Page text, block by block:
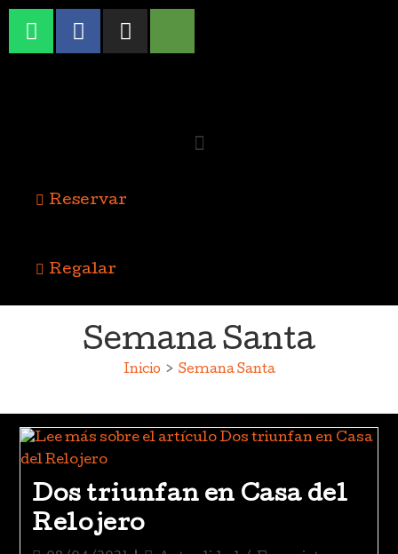
Reservar
Regalar
Semana Santa
Inicio > Semana Santa
Dos triunfan en Casa del
Relojero